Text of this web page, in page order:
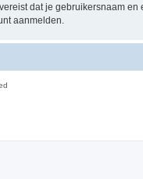
dat je gebruikersnaam
aanmelden.